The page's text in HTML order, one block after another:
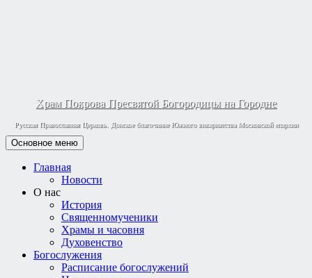
Храм Покрова Пресвятой Богородицы на Городне
Русская Православная Церковь. Донское благочиние Южного викариатства Московской епархии
Основное меню
Главная
Новости
О нас
История
Священномученики
Храмы и часовня
Духовенство
Богослужения
Расписание богослужений